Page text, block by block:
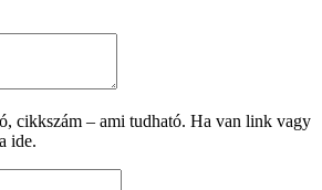
cikkszám – ami tudható. Ha van link vagy
ide.